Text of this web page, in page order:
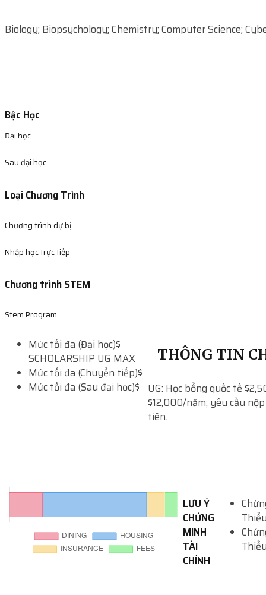
Bậc Học
Đại học
Sau đại học
Loại Chương Trình
Chương trình dự bị
Nhập học trực tiếp
Chương trình STEM
Stem Program
Biology; Biopsychology; Chemistry; Computer Science;
Mức tối đa (Đại học)$
SCHOLARSHIP UG MAX
Mức tối đa (Chuyển tiếp)$
Mức tối đa (Sau đại học)$
THÔNG TIN
UG: Học bổng quốc tế
$12,000/năm; yêu cầu
tiên.
LƯU Ý
CHỨNG
MINH
TÀI
CHÍNH